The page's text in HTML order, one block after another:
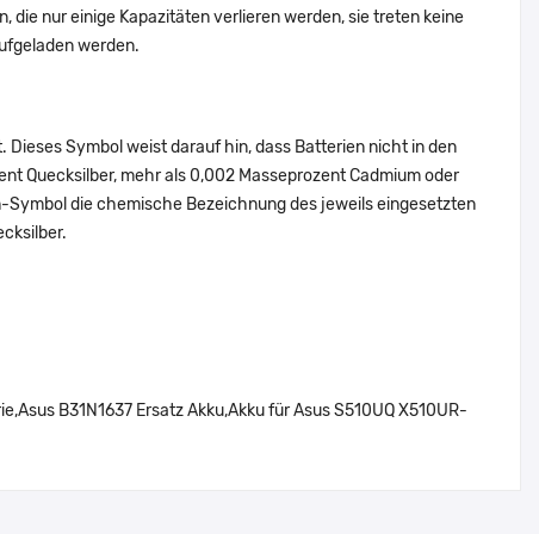
die nur einige Kapazitäten verlieren werden, sie treten keine
werden.
Symbol weist darauf hin, dass Batterien nicht in den
Quecksilber, mehr als 0,002 Masseprozent Cadmium oder
die chemische Bezeichnung des jeweils eingesetzten
B31N1637 Ersatz Akku,Akku für Asus S510UQ X510UR-